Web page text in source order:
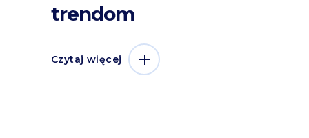
trendom
Czytaj więcej